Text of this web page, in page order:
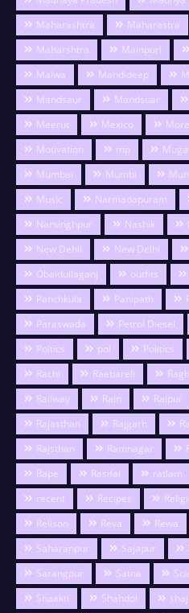
Maharashtra
Maharastra
Maharshtra
Mainpuri
Malwa
Mandideep
Mandsaur
Mandsuar
Meerut
Mexico
Motivation
mp
Mumbai
Mumbi
Music
Narmadapuram
Narsinghpur
Nashik
New Dehli
New Delhi
Obaidullaganj
outfits
Panchkula
Panipath
Paraswada
Petrol Diesel
Poitics
pol Politics
Rachi
Raebareli
Railway
Rain Raipur
Rajasthan
Rajgarh
Rajsthan
Ramnagar
Rape
Rasifal ratlam
recent
Recipes
Relison
Reva Rewa
Saharanpur
Sajapur
Sarangpur
Satna
Shaakti
Shahdol